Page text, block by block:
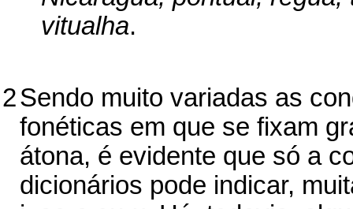
vitualha.
2Sendo muito variadas as
fonéticas em que se fixam
átona, é evidente que só a
dicionários pode indicar,